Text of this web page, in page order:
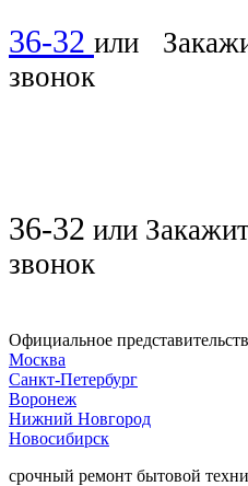
36-32 или
звонок
36-32 или
звонок
Официальное
Москва
Санкт-Петербург
Воронеж
Нижний Новгород
Новосибирск
срочный ремонт бытовой